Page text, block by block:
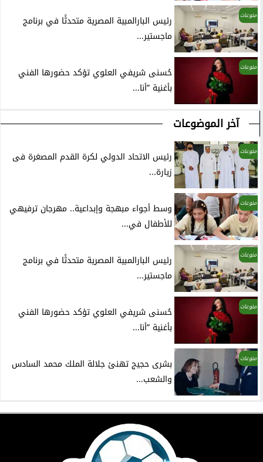
منوعات
رئيس البارالمبية المصرية متحدثًا في برنامج
ماجستير...
منوعات
حُسنى شريفي العلوي تؤكد حضورها الفني
بأغنية ”أنا...
آخر الموضوعات
منوعات
رئيس الاتحاد الدولي لكرة القدم المصغرة فى
زيارة...
منوعات
وسط أجواء مبهجة وإبداعية.. مهرجان ترفيهي
للأطفال في...
منوعات
رئيس البارالمبية المصرية متحدثًا في برنامج
ماجستير...
منوعات
حُسنى شريفي العلوي تؤكد حضورها الفني
بأغنية ”أنا...
منوعات
بشرى حجيج تهنئ جلالة الملك محمد السادس
والشعب...